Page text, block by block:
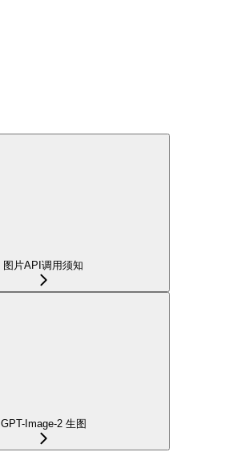
图片API调用须知
GPT-Image-2 生图